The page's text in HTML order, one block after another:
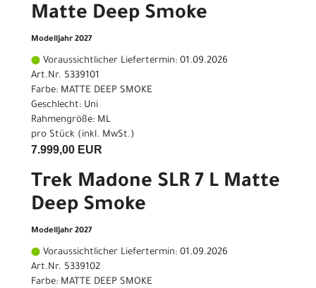
Matte Deep Smoke
Modelljahr 2027
Voraussichtlicher Liefertermin: 01.09.2026
Art.Nr. 5339101
Farbe: MATTE DEEP SMOKE
Geschlecht: Uni
Rahmengröße: ML
pro Stück (inkl. MwSt.)
7.999,00 EUR
Trek Madone SLR 7 L Matte
Deep Smoke
Modelljahr 2027
Voraussichtlicher Liefertermin: 01.09.2026
Art.Nr. 5339102
Farbe: MATTE DEEP SMOKE